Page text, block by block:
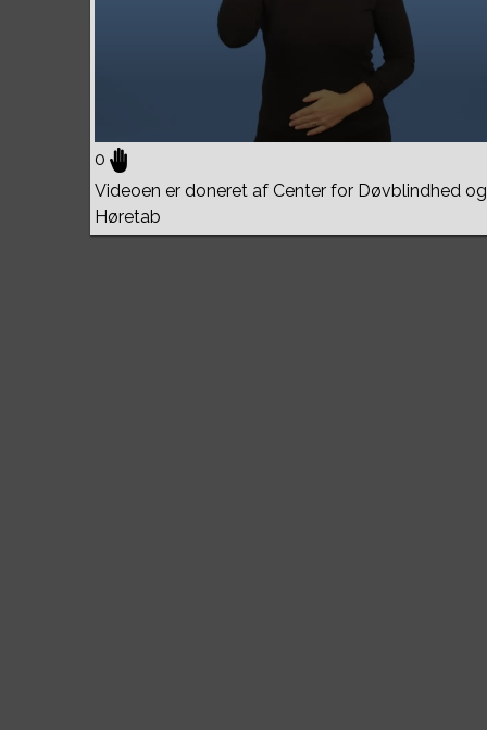
0
Videoen er doneret af Center for Døvblindhed og
Høretab